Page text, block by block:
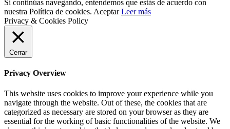
Si continúas navegando, entendemos que estás de acuerdo con
nuestra Política de cookies. Aceptar Leer más
Privacy & Cookies Policy
Cerrar
Privacy Overview
This website uses cookies to improve your experience while you
navigate through the website. Out of these, the cookies that are
categorized as necessary are stored on your browser as they are
essential for the working of basic functionalities of the website. We